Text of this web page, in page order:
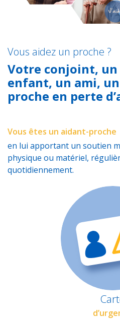
Vous aidez un proche ?
Votre conjoint,
enfant, un ami,
proche en perte
Vous êtes un aidant-proche
en lui apportant un soutien
physique ou matériel,
quotidiennement.